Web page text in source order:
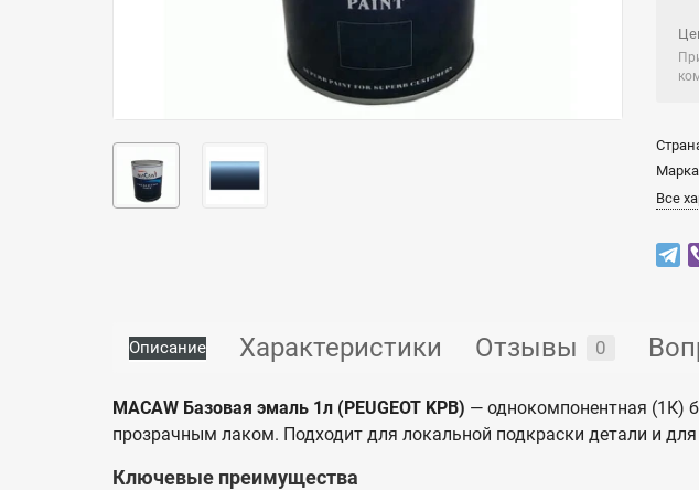
Все
Описание Характеристики Отзывы 0
MACAW Базовая эмаль 1л (PEUGEOT KPB) — однокомпонентная (1К)
прозрачным лаком. Подходит для локальной подкраски детали и для
Ключевые преимущества